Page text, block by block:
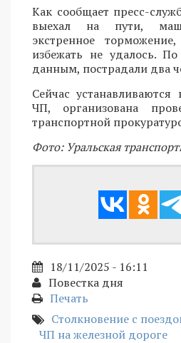
Как сообщает пресс-
выехал на пути,
экстренное
избежать не удалось.
данным, пострадали два
Сейчас устанавливаются
ЧП, организована
транспортной
Фото: Уральская
18/11/2025 - 16:11
Повестка дня
Печать
Столкновение с
ЧП на железной дороге